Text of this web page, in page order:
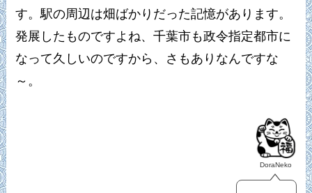
す。駅の周辺は畑ばかりだった記憶があります。
発展したものですよね、千葉市も政令指定都市に
なって久しいのですから、さもありなんですな
～。
DoraNeko